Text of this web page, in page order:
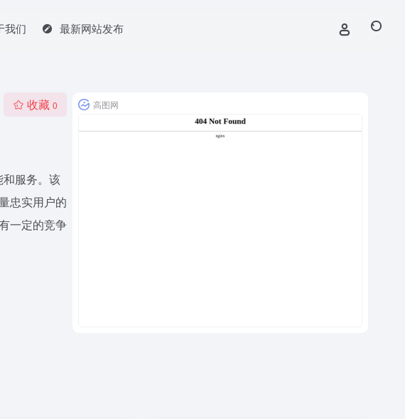
我们 最新网站发布
收藏 0
服务。该
忠实用户的
一定的竞争
高图网